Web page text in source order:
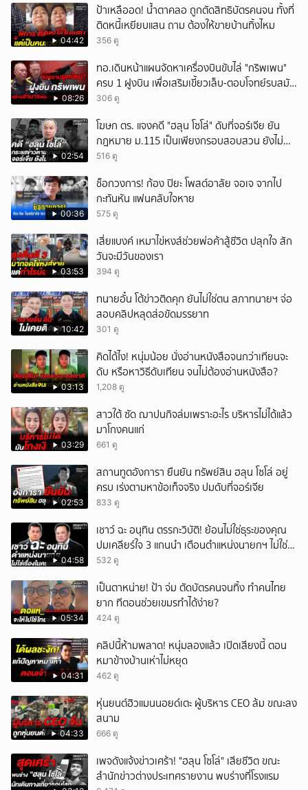
04:42
ป้าเหลืออด! น้ำตาคลอ ถูกตัดสิทธิบัตรคนจน ทั้งที่
ติดหนี้เหยียบแสน ถาม ต้องให้ขายบ้านทิ้งไหม
356 ดู
08:26
ทอ.เดินหน้าแผนจัดหาเครื่องบินขับไล่ "กริพเพน"
ครบ 1 ฝูงบิน เพื่อเสริมเขี้ยวเล็บ-ตอบโจทย์รบสมัย
ใหม่
306 ดู
02:54
โฆษก ตร. แจงคดี "ฮลุน โซโล่" ดับที่จอร์เจีย ยัน
กฎหมาย ม.115 เป็นเพียงกรอบสอบสวน ยังไม่
สรุปสาเหตุ
516 ดู
00:36
ช็อกวงการ! ก้อง ปิยะ โพสต์อาลัย จอเจ จากไป
กะทันหัน แฟนคลับใจหาย
575 ดู
03:53
เสี่ยแบงค์ เหมาไข่หงส์ช่วยพ่อค้าสู้ชีวิต ปลุกใจ สัก
วันจะมีวันของเรา
394 ดู
10:42
ทนายอั๋น โต้ข่าวติดคุก ยันไม่ใช่ตน สภาทนายฯ จ่อ
สอบคลิปหลุดส่อขัดมรรยาท
301 ดู
03:13
คิดได้ไง! หนุ่มน้อย นั่งอ่านหนังสือจนกว่าเทียนจะ
ดับ หรือหาวิธีดับเทียน จนไม่ต้องอ่านหนังสือ?
1,208 ดู
03:29
สาวใต้ ซัด ฌาปนกิจล่มเพราะอะไร บริหารไม่ได้แล้ว
มาโกงคนแก่
661 ดู
02:53
สถานทูตอังการา ยืนยัน ทรัพย์สิน ฮลุน โซโล่ อยู่
ครบ เร่งตามหาข้อเท็จจริง ปมดับที่จอร์เจีย
833 ดู
04:58
เชาว์ ฉะ อนุทิน ตรรกะวิบัติ! ย้อนไม่ใช่ธุระของคุณ
ปมเคลียร์ใจ 3 แกนนำ เตือนตำแหน่งนายกฯ ไม่ใช่
เรื่องในครอบครัว
532 ดู
05:34
เป็นตาหน่าย! ป้า จ่ม ตัดบัตรคนจนทิ้ง ทำคนไทย
ยาก ทีตอนช่วยเขมรทำได้ง่าย?
424 ดู
04:31
คลิปนี้ห้ามพลาด! หนุ่มลองแล้ว เปิดเสียงนี้ ตอน
หมาข้างบ้านเห่าไม่หยุด
462 ดู
04:33
หุ่นยนต์ฮิวแมนนอยด์เตะ ผู้บริหาร CEO ล้ม ขณะลง
สนาม
666 ดู
เพจดังแจ้งข่าวเศร้า! "ฮลุน โซโล่" เสียชีวิต ขณะ
สำนักข่าวต่างประเทศรายงาน พบร่างที่โรงแรม